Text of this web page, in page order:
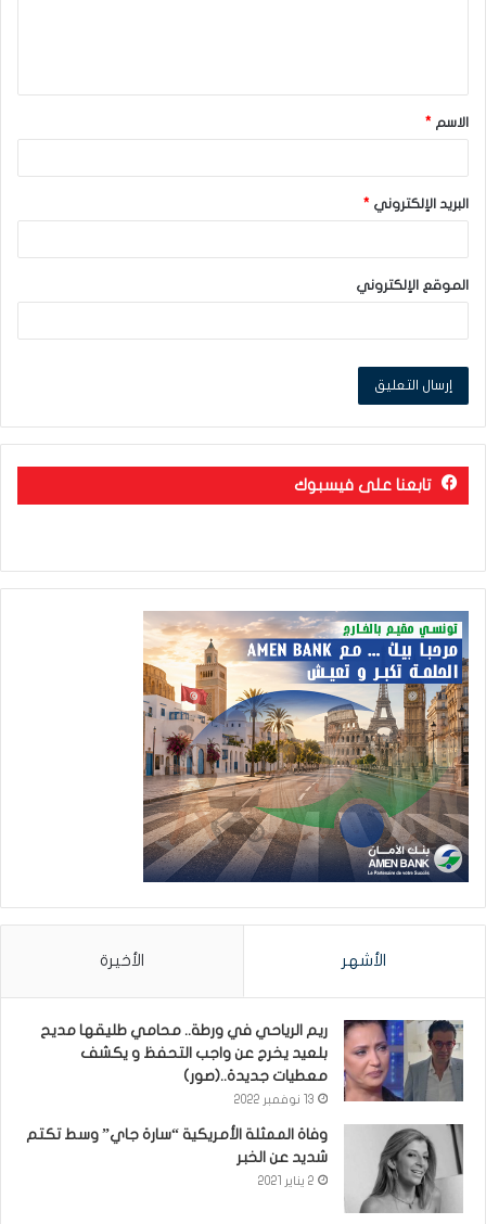
ق
*
الاسم *
البريد الإلكتروني *
الموقع الإلكتروني
تابعنا على فيسبوك
الأشهر الأخيرة
ريم الرياحي في ورطة.. محامي طليقها مديح
بلعيد يخرج عن واجب التحفظ و يكشف
معطيات جديدة..(صور)
13 نوفمبر 2022
وفاة الممثلة الأمريكية “سارة جاي” وسط تكتم
شديد عن الخبر
2 يناير 2021